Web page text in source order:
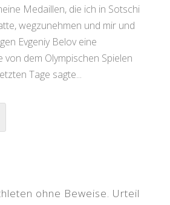
Medaillen, die ich in Sotschi
wegzunehmen und mir und
Evgeniy Belov eine
von dem Olympischen Spielen
Tage sagte...
ohne Beweise. Urteil